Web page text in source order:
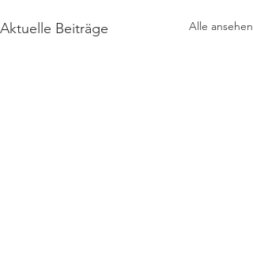
Aktuelle Beiträge Alle ansehen